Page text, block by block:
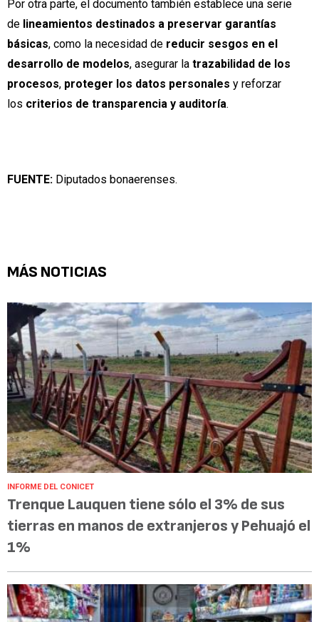
Por otra parte, el documento también establece una serie
de lineamientos destinados a preservar garantías
básicas, como la necesidad de reducir sesgos en el
desarrollo de modelos, asegurar la trazabilidad de los
procesos, proteger los datos personales y reforzar
los criterios de transparencia y auditoría.
FUENTE: Diputados bonaerenses.
MÁS NOTICIAS
INFORME DEL CONICET
Trenque Lauquen tiene sólo el 3% de sus
tierras en manos de extranjeros y Pehuajó el
1%